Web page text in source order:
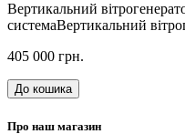
Вертикальний
системаВертикальний
405 000 грн.
До кошика
Про наш магазин